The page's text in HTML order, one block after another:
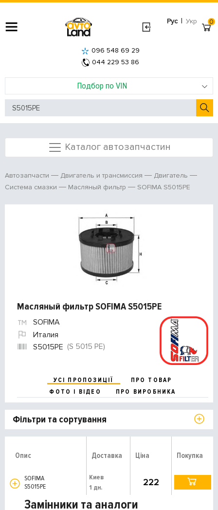
Рус | Укр
Подбор по VIN
096 548 69 29
044 229 53 86
0
Каталог автозапчастин
Автозапчасти Двигатель и трансмиссия
Двигатель
Система смазки
Масляный фильтр SOFIMA S5015PE
Масляный фильтр SOFIMA S5015PE
SOFIMA
Италия
S5015PE (S 5015 PE)
УСІ ПРОПОЗИЦІЇ
ПРО ТОВАР
ФОТО І ВІДЕО
ПРО ВИРОБНИКА
Фільтри та сортування
Опис Доставка Ціна Покупка
SOFIMA
S5015PE
Киев
1 дн.
222
Замінники та аналоги